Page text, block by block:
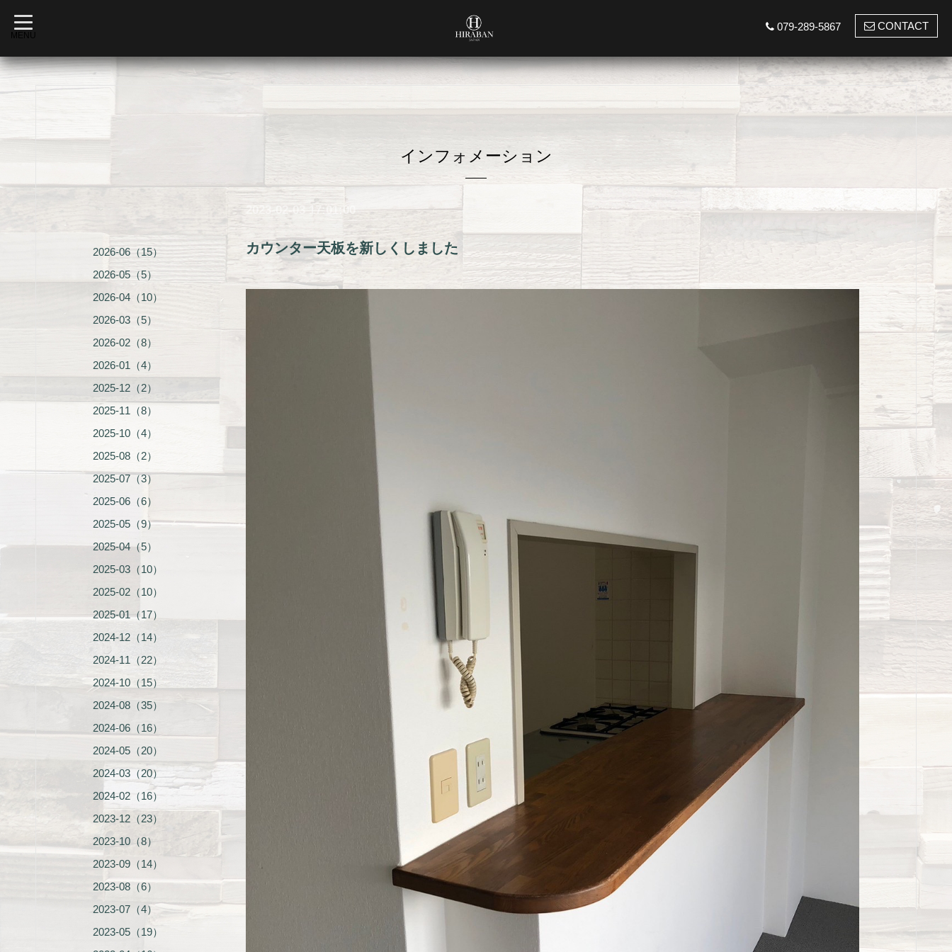
t
o
g
l
e
a
MENU
079-289-5867 CONTACT
インフォメーション
2023-02-03 17:01:00
カウンター天板を新しくしました
2026-06（15）
2026-05（5）
2026-04（10）
2026-03（5）
2026-02（8）
2026-01（4）
2025-12（2）
2025-11（8）
2025-10（4）
2025-08（2）
2025-07（3）
2025-06（6）
2025-05（9）
2025-04（5）
2025-03（10）
2025-02（10）
2025-01（17）
2024-12（14）
2024-11（22）
2024-10（15）
2024-08（35）
2024-06（16）
2024-05（20）
2024-03（20）
2024-02（16）
2023-12（23）
2023-10（8）
2023-09（14）
2023-08（6）
2023-07（4）
2023-05（19）